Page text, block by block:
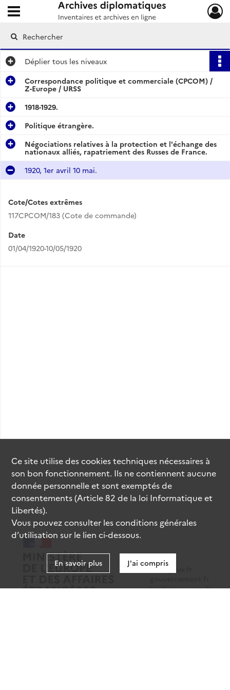
Archives diplomatiques
Ouvrir le menu déroulant
Déplier tous les niveaux
Correspondance politique et commerciale (CPCOM) /
Z-Europe / URSS
1918-1929.
Politique étrangère.
Négociations relatives à la protection et l'échange des
nationaux alliés, rapatriement des Russes de France.
1920, 1er avril 10 mai.
Cote/Cotes extrêmes
117CPCOM/183 (Cote de commande)
Date
01/04/1920-10/05/1920
data.gouv.fr
legifrance.gouv.fr
Ce site utilise descookiestechniques nécessaires à
son bon fonctionnement. Ils ne contiennent aucune
donnée personnelle et sont exemptés de
consentements (Article 82 de la loi Informatique et
Libertés).
Vous pouvez consulter les conditions générales
d’utilisation sur le lien ci-dessous.
En savoir plus J'ai compris